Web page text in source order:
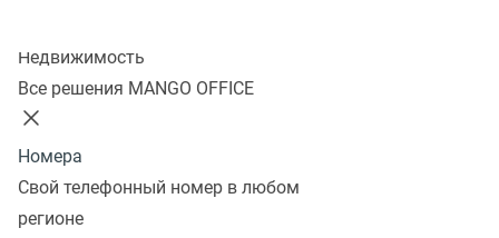
Недвижимость
Все решения MANGO OFFICE
Номера
Свой телефонный номер в любом
регионе
обслуживания с помощью
простого инструмента
Запись входящих и исходящих звонков
Ускорение прослушивания, шумоподавление,
перемотка